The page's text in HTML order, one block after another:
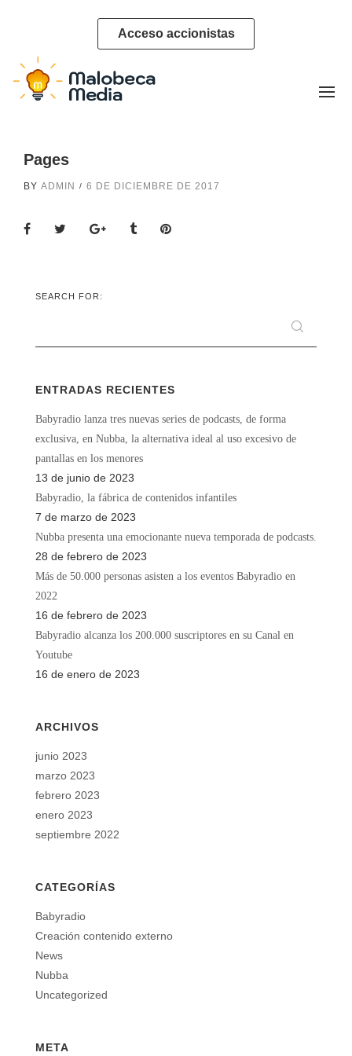
Acceso accionistas
Pages
BY ADMIN 6 DE DICIEMBRE DE 2017
SEARCH FOR:
ENTRADAS RECIENTES
Babyradio lanza tres nuevas series de podcasts, de forma
exclusiva, en Nubba, la alternativa ideal al uso excesivo de
pantallas en los menores
13 de junio de 2023
Babyradio, la fábrica de contenidos infantiles
7 de marzo de 2023
Nubba presenta una emocionante nueva temporada de podcasts.
28 de febrero de 2023
Más de 50.000 personas asisten a los eventos Babyradio en
2022
16 de febrero de 2023
Babyradio alcanza los 200.000 suscriptores en su Canal en
Youtube
16 de enero de 2023
ARCHIVOS
junio 2023
marzo 2023
febrero 2023
enero 2023
septiembre 2022
CATEGORÍAS
Babyradio
Creación contenido externo
News
Nubba
Uncategorized
META